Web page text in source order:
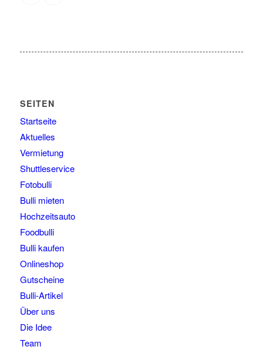
SEITEN
Startseite
Aktuelles
Vermietung
Shuttleservice
Fotobulli
Bulli mieten
Hochzeitsauto
Foodbulli
Bulli kaufen
Onlineshop
Gutscheine
Bulli-Artikel
Über uns
Die Idee
Team